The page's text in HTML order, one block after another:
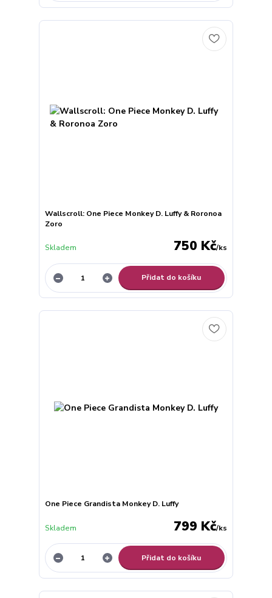
Wallscroll: One Piece Monkey D. Luffy & Roronoa
Zoro
750 Kč/ks
Skladem
Přidat do košíku
One Piece Grandista Monkey D. Luffy
799 Kč/ks
Skladem
Přidat do košíku